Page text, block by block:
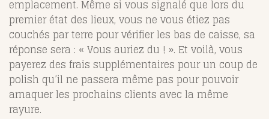
emplacement. Même si vous signalé que lors du
premier état des lieux, vous ne vous étiez pas
couchés par terre pour vérifier les bas de caisse, sa
réponse sera : « Vous auriez du ! ». Et voilà, vous
payerez des frais supplémentaires pour un coup de
polish qu’il ne passera même pas pour pouvoir
arnaquer les prochains clients avec la même
rayure.